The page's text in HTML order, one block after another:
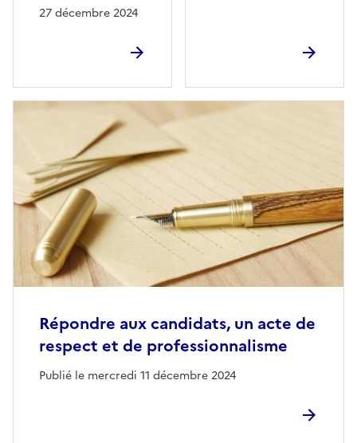
27 décembre 2024
Répondre aux candidats, un acte de
respect et de professionnalisme
Publié le mercredi 11 décembre 2024